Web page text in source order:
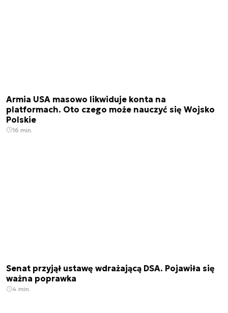
Armia USA masowo likwiduje konta na
platformach. Oto czego może nauczyć się Wojsko
Polskie
16 min.
Senat przyjął ustawę wdrażającą DSA. Pojawiła się
ważna poprawka
4 min.